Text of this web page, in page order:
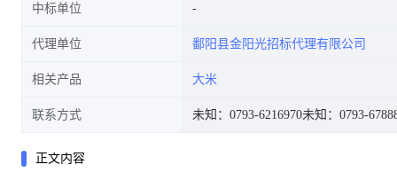
中标单位
代理单位 鄱阳县金阳光招标代理有限公司
相关产品 大米
联系方式 未知：0793-6216970未知：0793-
正文内容